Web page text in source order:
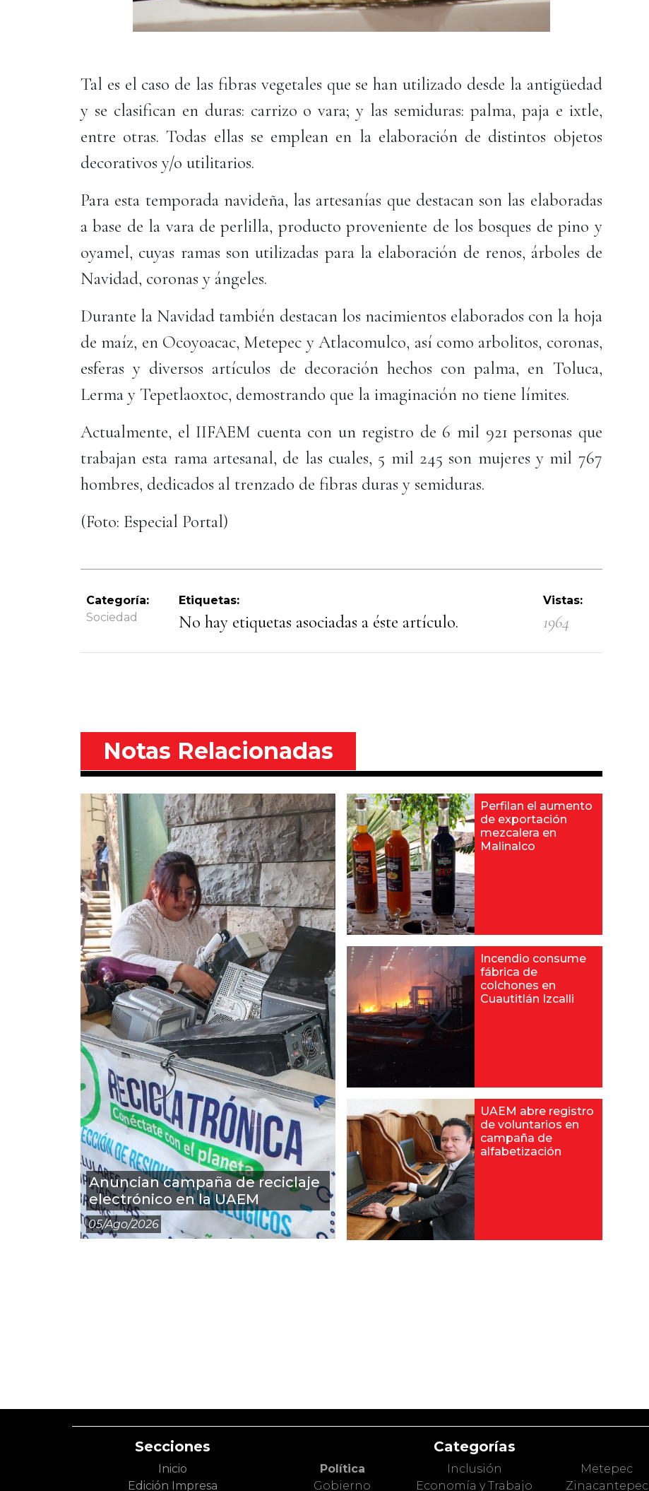
Tal es el caso de las fibras vegetales que se han utilizado desde la antigüedad
y se clasifican en duras: carrizo o vara; y las semiduras: palma, paja e ixtle,
entre otras. Todas ellas se emplean en la elaboración de distintos objetos
decorativos y/o utilitarios.
Para esta temporada navideña, las artesanías que destacan son las elaboradas
a base de la vara de perlilla, producto proveniente de los bosques de pino y
oyamel, cuyas ramas son utilizadas para la elaboración de renos, árboles de
Navidad, coronas y ángeles.
Durante la Navidad también destacan los nacimientos elaborados con la hoja
de maíz, en Ocoyoacac, Metepec y Atlacomulco, así como arbolitos, coronas,
esferas y diversos artículos de decoración hechos con palma, en Toluca,
Lerma y Tepetlaoxtoc, demostrando que la imaginación no tiene límites.
Actualmente, el IIFAEM cuenta con un registro de 6 mil 921 personas que
trabajan esta rama artesanal, de las cuales, 5 mil 245 son mujeres y mil 767
hombres, dedicados al trenzado de fibras duras y semiduras.
(Foto: Especial Portal)
Categoría:
Sociedad
Etiquetas:
No hay etiquetas asociadas a éste artículo.
Vistas:
1964
Notas Relacionadas
Anuncian campaña de reciclaje
electrónico en la UAEM
05/ago/2026
Perfilan el aumento
de exportación
mezcalera en
Malinalco
Incendio consume
fábrica de
colchones en
Cuautitlán Izcalli
UAEM abre registro
de voluntarios en
campaña de
alfabetización
Secciones
Inicio
Edición Impresa
Categorías
Política
Gobierno
Inclusión
Economía y Trabajo
Metepec
Zinacantepec